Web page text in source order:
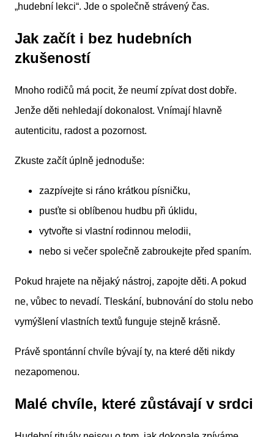
„hudební lekci“. Jde o společně strávený čas.
Jak začít i bez hudebních
zkušeností
Mnoho rodičů má pocit, že neumí zpívat dost dobře.
Jenže děti nehledají dokonalost. Vnímají hlavně
autenticitu, radost a pozornost.
Zkuste začít úplně jednoduše:
zazpívejte si ráno krátkou písničku,
pusťte si oblíbenou hudbu při úklidu,
vytvořte si vlastní rodinnou melodii,
nebo si večer společně zabroukejte před spaním.
Pokud hrajete na nějaký nástroj, zapojte děti. A pokud
ne, vůbec to nevadí. Tleskání, bubnování do stolu nebo
vymýšlení vlastních textů funguje stejně krásně.
Právě spontánní chvíle bývají ty, na které děti nikdy
nezapomenou.
Malé chvíle, které zůstávají v srdci